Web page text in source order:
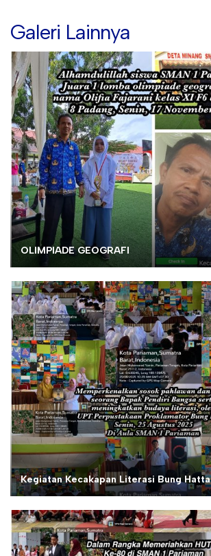
Galeri Lainnya
OLIMPIADE GEOGRAFI
Kegiatan Kecakapan Literasi Bung Hatta